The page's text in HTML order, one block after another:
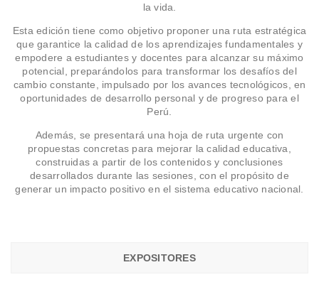
la vida.
Esta edición tiene como objetivo proponer una ruta estratégica
que garantice la calidad de los aprendizajes fundamentales y
empodere a estudiantes y docentes para alcanzar su máximo
potencial, preparándolos para transformar los desafíos del
cambio constante, impulsado por los avances tecnológicos, en
oportunidades de desarrollo personal y de progreso para el
Perú.
Además, se presentará una hoja de ruta urgente con
propuestas concretas para mejorar la calidad educativa,
construidas a partir de los contenidos y conclusiones
desarrollados durante las sesiones, con el propósito de
generar un impacto positivo en el sistema educativo nacional.
EXPOSITORES